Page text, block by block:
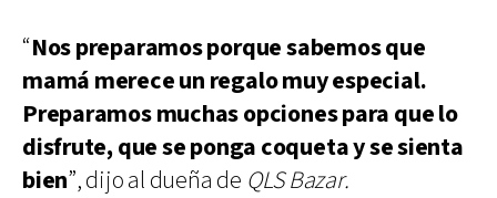
“Nos preparamos porque sabemos que
mamá merece un regalo muy especial.
Preparamos muchas opciones para que lo
disfrute, que se ponga coqueta y se sienta
bien”, dijo al dueña de QLS Bazar.